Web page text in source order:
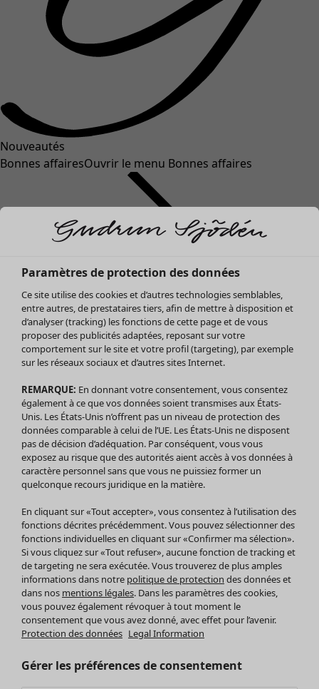
Nouveautés
Bonnes affairesOuvrir le menu Bonnes affaires
Soldes Vêtements
Tous les vêtements
Robes
Tuniques
Blouses
Tops
Gilets
Pantalon
Jupes
Leggings et collants
Accessoires
Chaussures
Vêtements de bain
Basics
Soldes Mobilier
Bonnes affaires déco
Décoration
Textiles
Tapis
Éponge
Paramètres de protection des données
Ce site utilise des cookies et d’autres technologies semblables,
entre autres, de prestataires tiers, afin de mettre à disposition et
d’analyser (tracking) les fonctions de cette page et de vous
proposer des publicités adaptées, reposant sur votre
comportement sur le site et votre profil (targeting), par exemple
sur les réseaux sociaux et d’autres sites Internet.
REMARQUE: En donnant votre consentement, vous consentez
également à ce que vos données soient transmises aux États-
Unis. Les États-Unis n’offrent pas un niveau de protection des
données comparable à celui de l’UE. Les États-Unis ne disposent
pas de décision d’adéquation. Par conséquent, vous vous
exposez au risque que des autorités aient accès à vos données à
caractère personnel sans que vous ne puissiez former un
quelconque recours juridique en la matière.
En cliquant sur «Tout accepter», vous consentez à l’utilisation des
fonctions décrites précédemment. Vous pouvez sélectionner des
fonctions individuelles en cliquant sur «Confirmer ma sélection».
Si vous cliquez sur «Tout refuser», aucune fonction de tracking et
de targeting ne sera exécutée. Vous trouverez de plus amples
informations dans notre politique de protection des données et
dans nos mentions légales. Dans les paramètres des cookies,
vous pouvez également révoquer à tout moment le
consentement que vous avez donné, avec effet pour l’avenir.
Protection des données Legal Information
Gérer les préférences de consentement